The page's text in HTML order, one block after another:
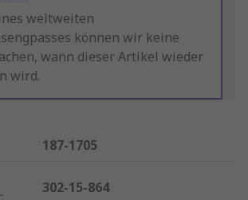
weltweiten
können wir keine
wann dieser Artikel wieder
wird.
187-1705
302-15-864